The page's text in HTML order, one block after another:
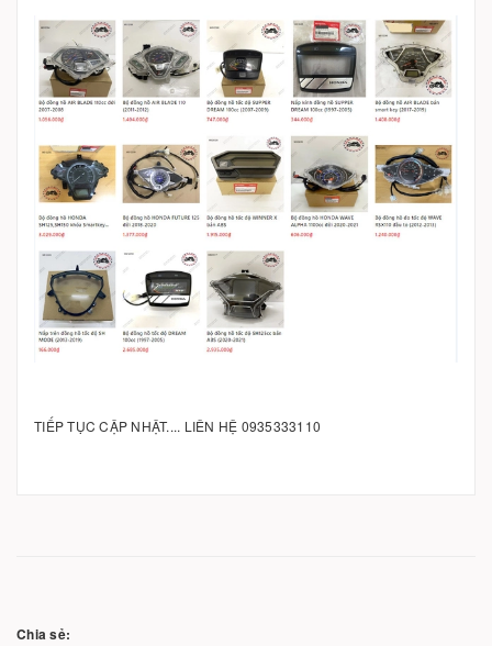
TIẾP TỤC CẬP NHẬT.... LIÊN HỆ 0935333110
Chia sẻ: